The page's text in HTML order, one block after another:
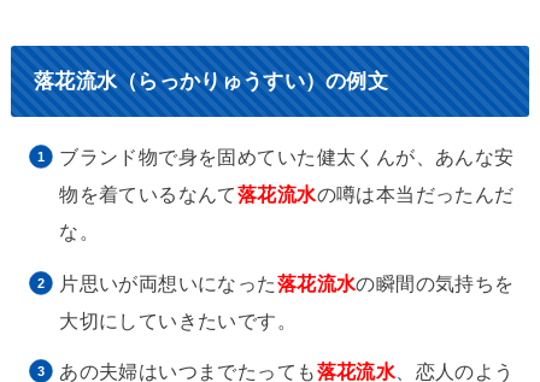
落花流水（らっかりゅうすい）の例文
ブランド物で身を固めていた健太くんが、あんな安
物を着ているなんて落花流水の噂は本当だったんだ
な。
片思いが両想いになった落花流水の瞬間の気持ちを
大切にしていきたいです。
あの夫婦はいつまでたっても落花流水 、恋人のよう